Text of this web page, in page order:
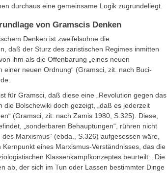
durchaus eine gemeinsame Logik zugrundeliegt.
von Gramscis Denken
Denken ist zweifelsohne die
daß der Sturz des zaristischen Regimes inmitten
ihm als die Offenbarung „eines neuen
einer neuen Ordnung“ (Gramsci, zit. nach Buci-
für Gramsci, daß diese eine „Revolution gegen das
die Bolschewiki doch gezeigt, „daß es jederzeit
(Gramsci, zit. nach Zamis 1980, S.325). Diese,
„sonderbaren Behauptungen“, rühren nicht
Marxismus“ (ebda., S.326) aufgesessen wäre,
eines Marxismus-Verständnisses, das die
Klassenkampfkonzeptes beurteilt: „Die
ab, der sich im Tun oder Lassen bestimmter Dinge